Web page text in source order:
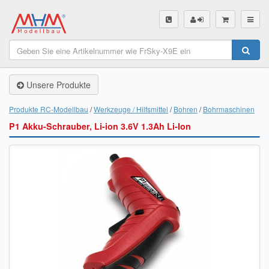
SHOP
Unsere Produkte
Servo Finder
BL-Motor Finder
Schiffsschrauben Finder
Luftschrauben Finder
Sendungsverfolgung DHL
Unsere Produkte
Produkte RC-Modellbau Werkzeuge / Hilfsmittel Bohren Bohrmaschinen
P1 Akku-Schrauber, Li-ion 3.6V 1.3Ah Li-Ion